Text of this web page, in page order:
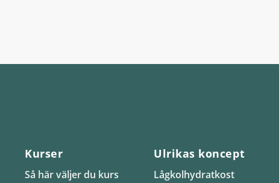
Kurser
Så här väljer du kurs
Ulrikas koncept
Lågkolhydratkost